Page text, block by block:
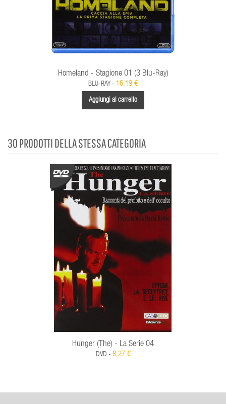
Homeland - Stagione 01 (3 Blu-Ray)
BLU-RAY - 16,19 €
Aggiungi al carrello
30 PRODOTTI DELLA STESSA CATEGORIA
Hunger (The) - La Serie 04
DVD - 8,27 €